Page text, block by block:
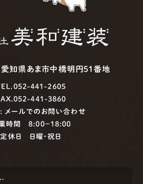
知県あま市中橋明円51番地
441-2605
441-3860
メールでのお問い合わせ
時間 8:00−18:00
定休日 日曜・祝日